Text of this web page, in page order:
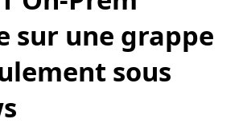
sur une grappe
sous